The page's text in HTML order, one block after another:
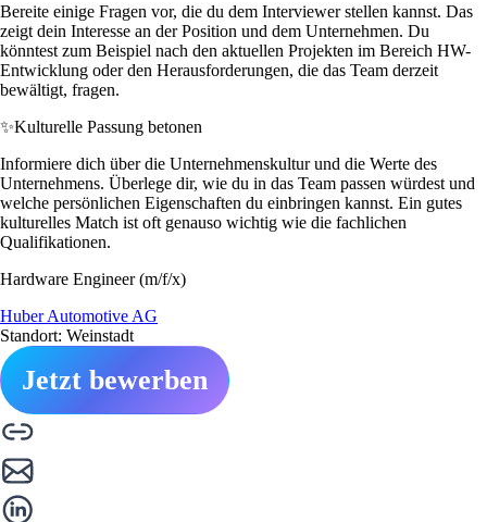
Bereite einige Fragen vor, die du dem Interviewer stellen kannst. Das
zeigt dein Interesse an der Position und dem Unternehmen. Du
könntest zum Beispiel nach den aktuellen Projekten im Bereich HW-
Entwicklung oder den Herausforderungen, die das Team derzeit
bewältigt, fragen.
✨Kulturelle Passung betonen
Informiere dich über die Unternehmenskultur und die Werte des
Unternehmens. Überlege dir, wie du in das Team passen würdest und
welche persönlichen Eigenschaften du einbringen kannst. Ein gutes
kulturelles Match ist oft genauso wichtig wie die fachlichen
Qualifikationen.
Hardware Engineer (m/f/x)
Huber Automotive AG
Standort: Weinstadt
Jetzt bewerben